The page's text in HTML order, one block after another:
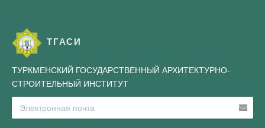
ТГАСИ
ТУРКМЕНСКИЙ ГОСУДАРСТВЕННЫЙ АРХИТЕКТУРНО-
СТРОИТЕЛЬНЫЙ ИНСТИТУТ